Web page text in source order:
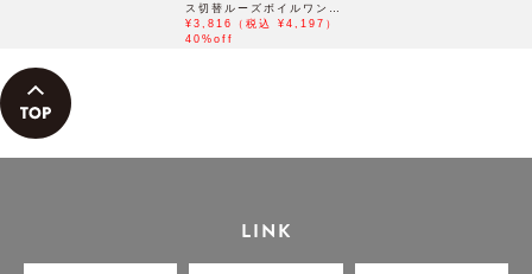
ス切替ルーズボイルワンピ
ース
¥3,816（税込 ¥4,197）
40%off
LINK